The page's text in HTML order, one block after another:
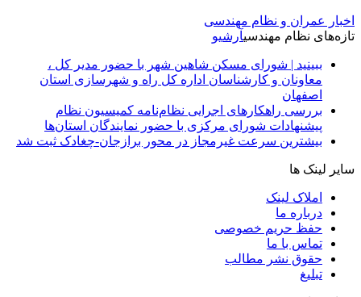
اخبار عمران و نظام مهندسی
تازه‌های نظام مهندسیآرشیو
ببینید | شورای مسکن شاهین شهر با حضور مدیر کل ،
معاونان و کارشناسان اداره کل راه و شهرسازی استان
اصفهان
بررسی راهکارهای اجرایی نظام‌نامه کمیسیون نظام
پیشنهادات شورای مرکزی با حضور نمایندگان استان‌ها
بیشترین سرعت غیرمجاز در محور برازجان-چغادک ثبت شد
سایر لینک ها
املاک لینک
درباره ما
حفظ حریم خصوصی
تماس با ما
حقوق نشر مطالب
تبلیغ